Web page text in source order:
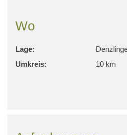
Wo
Lage:
Umkreis:
10 km